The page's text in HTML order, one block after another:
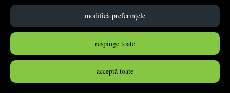
modifică preferințele
respinge toate
acceptă toate
pentru clasa a 2-a - Adina Achim
29 lei
30,65 lei (-5,38%)